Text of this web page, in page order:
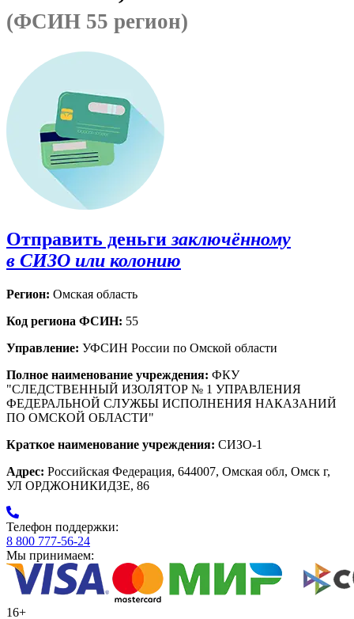
(ФСИН 55 регион)
Отправить деньги заключённому
в СИЗО или колонию
Регион: Омская область
Код региона ФСИН: 55
Управление: УФСИН России по Омской области
Полное наименование учреждения: ФКУ
"СЛЕДСТВЕННЫЙ ИЗОЛЯТОР № 1 УПРАВЛЕНИЯ
ФЕДЕРАЛЬНОЙ СЛУЖБЫ ИСПОЛНЕНИЯ НАКАЗАНИЙ
ПО ОМСКОЙ ОБЛАСТИ"
Краткое наименование учреждения: СИЗО-1
Адрес: Российская Федерация, 644007, Омская обл, Омск г,
УЛ ОРДЖОНИКИДЗЕ, 86
Телефон поддержки:
8 800 777-56-24
Мы принимаем:
16+